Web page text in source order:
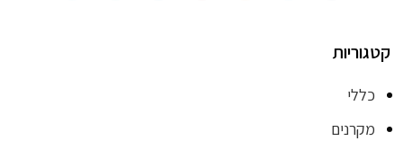
קטגוריות
כללי
מקרנים